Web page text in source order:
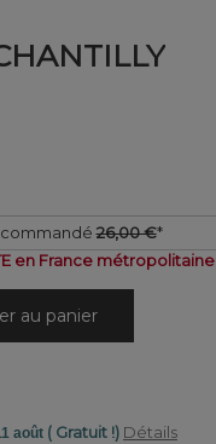
26,00 €*
en France métropolitaine
au panier
août ( Gratuit !) Détails